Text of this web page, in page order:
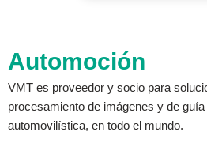
Automoción
VMT es proveedor y socio para
procesamiento de imágenes y de
automovilística, en todo el mundo.